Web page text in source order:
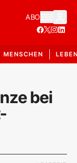
ABO
MENSCHEN
bei